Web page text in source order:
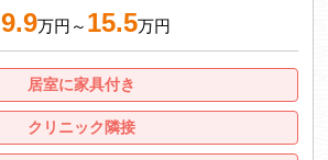
9.9万円～ 15.5万円
居室に家具付き
クリニック隣接